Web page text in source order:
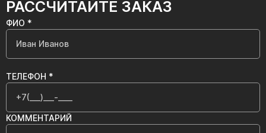
РАССЧИТАЙТЕ ЗАКАЗ
ФИО *
ТЕЛЕФОН *
КОММЕНТАРИЙ